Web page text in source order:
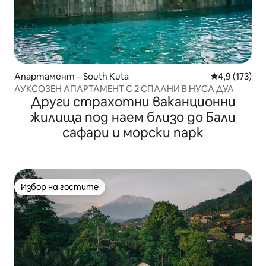
Апартамент – South Kuta Средна
4,9 (173)
ЛУКСОЗЕН АПАРТАМЕНТ С 2 СПАЛНИ В НУСА ДУА
Други страхотни ваканционни
жилища под наем близо до Бали
сафари и морски парк
Избор на гостите
Избор на гостите